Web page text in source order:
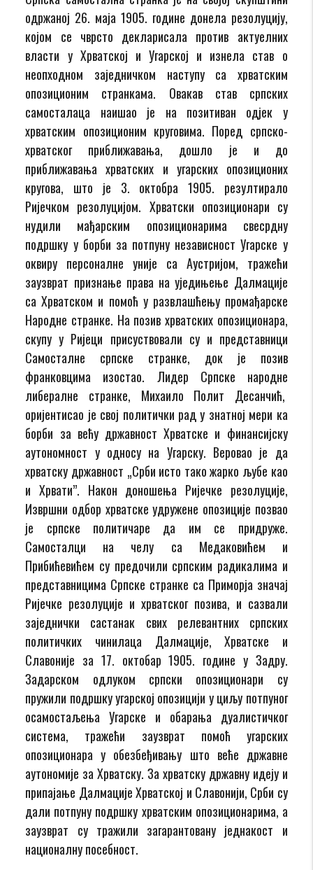
одржаној 26. маја 1905. године донела резолуцију,
којом се чврсто декларисала против актуелних
власти у Хрватској и Угарској и изнела став о
неопходном заједничком наступу са хрватским
опозиционим странкама. Овакав став српских
самосталаца наишао је на позитиван одјек у
хрватским опозиционим круговима. Поред српско-
хрватског приближавања, дошло је и до
приближавања хрватских и угарских опозиционих
кругова, што је 3. октобра 1905. резултирало
Ријечком резолуцијом. Хрватски опозиционари су
нудили мађарским опозиционарима свесрдну
подршку у борби за потпуну независност Угарске у
оквиру персоналне уније са Аустријом, тражећи
заузврат признање права на уједињење Далмације
са Хрватском и помоћ у развлашћењу промађарске
Народне странке. На позив хрватских опозиционара,
скупу у Ријеци присуствовали су и представници
Самосталне српске странке, док је позив
франковцима изостао. Лидер Српске народне
либералне странке, Михаило Полит Десанчић,
оријентисао је свој политички рад у знатној мери ка
борби за већу државност Хрватске и финансијску
аутономност у односу на Угарску. Веровао је да
хрватску државност „Срби исто тако жарко љубе као
и Хрвати”. Након доношења Ријечке резолуције,
Извршни одбор хрватске удружене опозиције позвао
је српске политичаре да им се придруже.
Самосталци на челу са Медаковићем и
Прибићевићем су предочили српским радикалима и
представницима Српске странке са Приморја значај
Ријечке резолуције и хрватског позива, и сазвали
заједнички састанак свих релевантних српских
политичких чинилаца Далмације, Хрватске и
Славоније за 17. октобар 1905. године у Задру.
Задарском одлуком српски опозиционари су
пружили подршку угарској опозицији у циљу потпуног
осамостаљења Угарске и обарања дуалистичког
система, тражећи заузврат помоћ угарских
опозиционара у обезбеђивању што веће државне
аутономије за Хрватску. За хрватску државну идеју и
припајање Далмације Хрватској и Славонији, Срби су
дали потпуну подршку хрватским опозиционарима, а
заузврат су тражили загарантовану једнакост и
националну посебност.